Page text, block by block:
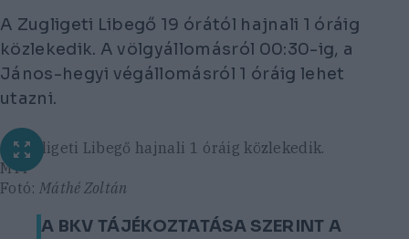
A Zugligeti Libegő 19 órától hajnali 1 óráig
közlekedik. A völgyállomásról 00:30-ig, a
János-hegyi végállomásról 1 óráig lehet
utazni.
A Zugligeti Libegő hajnali 1 óráig közlekedik.
MTI
Fotó: Máthé Zoltán
A BKV TÁJÉKOZTATÁSA SZERINT A